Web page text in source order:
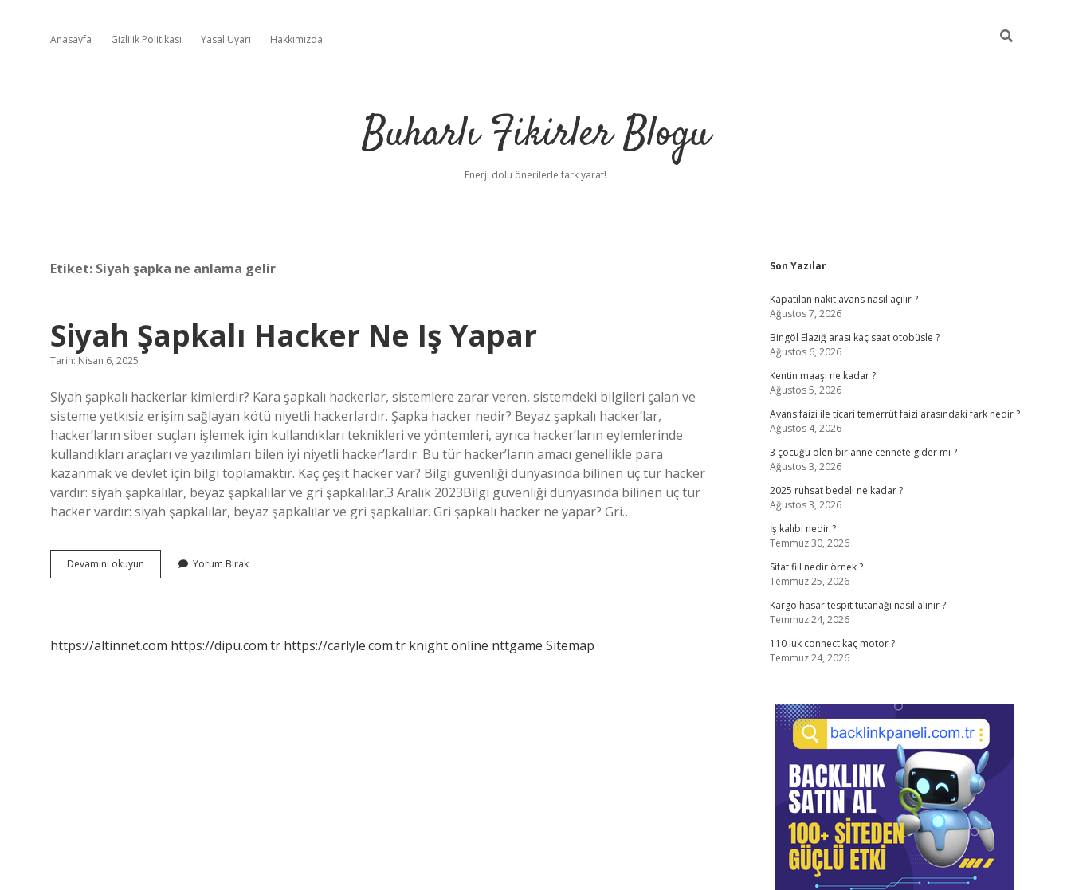
Anasayfa Gizlilik Politikası Yasal Uyarı Hakkımızda
Buharlı Fikirler Blogu
Enerji dolu önerilerle fark yarat!
Etiket: Siyah şapka ne anlama gelir
Siyah Şapkalı Hacker Ne Iş Yapar
Tarih: Nisan 6, 2025
Siyah şapkalı hackerlar kimlerdir? Kara şapkalı hackerlar, sistemlere zarar veren, sistemdeki bilgileri çalan ve
sisteme yetkisiz erişim sağlayan kötü niyetli hackerlardır. Şapka hacker nedir? Beyaz şapkalı hacker’lar,
hacker’ların siber suçları işlemek için kullandıkları teknikleri ve yöntemleri, ayrıca hacker’ların eylemlerinde
kullandıkları araçları ve yazılımları bilen iyi niyetli hacker’lardır. Bu tür hacker’ların amacı genellikle para
kazanmak ve devlet için bilgi toplamaktır. Kaç çeşit hacker var? Bilgi güvenliği dünyasında bilinen üç tür hacker
vardır: siyah şapkalılar, beyaz şapkalılar ve gri şapkalılar.3 Aralık 2023Bilgi güvenliği dünyasında bilinen üç tür
hacker vardır: siyah şapkalılar, beyaz şapkalılar ve gri şapkalılar. Gri şapkalı hacker ne yapar? Gri…
Devamını okuyun
Şapkalı
Yorum Bırak
https://altinnet.com https://dipu.com.tr https://carlyle.com.tr knight online nttgame Sitemap
Sidebar
Son Yazılar
Kapatılan nakit avans nasıl açılır ?
Ağustos 7, 2026
Bingöl Elazığ arası kaç saat otobüsle ?
Ağustos 6, 2026
Kentin maaşı ne kadar ?
Ağustos 5, 2026
Avans faizi ile ticari temerrüt faizi arasındaki fark nedir ?
Ağustos 4, 2026
3 çocuğu ölen bir anne cennete gider mi ?
Ağustos 3, 2026
2025 ruhsat bedeli ne kadar ?
Ağustos 3, 2026
İş kalıbı nedir ?
Temmuz 30, 2026
Sifat fiil nedir örnek ?
Temmuz 25, 2026
Kargo hasar tespit tutanağı nasıl alınır ?
Temmuz 24, 2026
110 luk connect kaç motor ?
Temmuz 24, 2026